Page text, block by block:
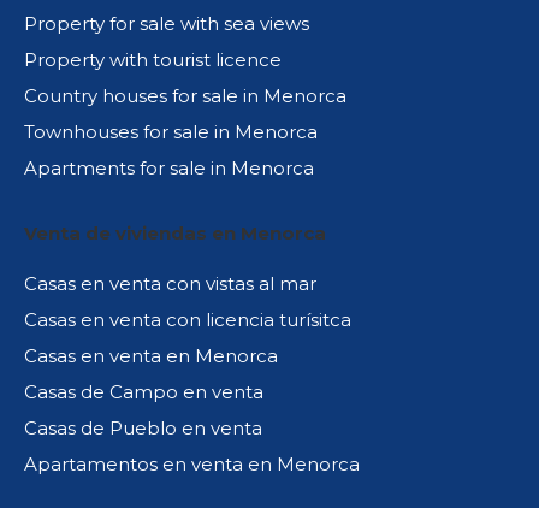
Property for sale with sea views
Property with tourist licence
Country houses for sale in Menorca
Townhouses for sale in Menorca
Apartments for sale in Menorca
Venta de viviendas en Menorca
Casas en venta con vistas al mar
Casas en venta con licencia turísitca
Casas en venta en Menorca
Casas de Campo en venta
Casas de Pueblo en venta
Apartamentos en venta en Menorca